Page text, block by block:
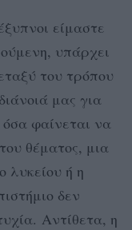
είμαστε
υπάρχει
του τρόπου
μας για
φαίνεται να
θέματος, μια
λυκείου ή η
δεν
Αντίθετα, η